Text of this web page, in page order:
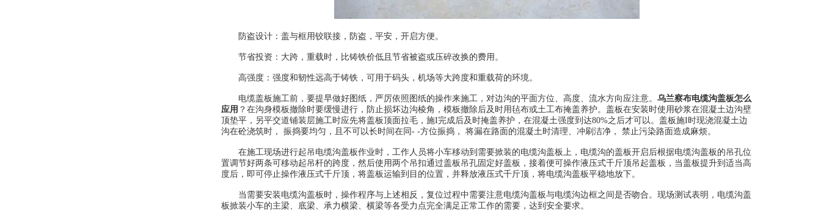
防盗设计：盖与框用铰联接，防盗，平安，开启方便。
节省投资：大跨，重载时，比铸铁价低且节省被盗或压碎改换的费用。
高强度：强度和韧性远高于铸铁，可用于码头，机场等大跨度和重载荷的环境。
电缆盖板施工前，要提早做好图纸，严厉依照图纸的操作来施工，对边沟的平面方位、高度、流水方向应注意。 乌兰察布电缆沟盖板怎么
应用 ？在沟身模板撤除时要缓慢进行，防止损坏边沟棱角，模板撤除后及时用毡布或土工布掩盖养护。盖板在安装时使用砂浆在混凝土边沟壁
顶垫平，另平交道铺装层施工时应先将盖板顶面拉毛，施I完成后及时掩盖养护，在混凝土强度到达80%之后才可以。盖板施I时现浇混凝土边
沟在砼浇筑时， 振捣要均匀，且不可以长时间在同- -方位振捣， 将漏在路面的混凝土时清理、冲刷洁净， 禁止污染路面造成麻烦。
在施工现场进行起吊电缆沟盖板作业时，工作人员将小车移动到需要掀装的电缆沟盖板上，电缆沟的盖板开启后根据电缆沟盖板的吊孔位
置调节好两条可移动起吊杆的跨度，然后使用两个吊扣通过盖板吊孔固定好盖板，接着便可操作液压式千斤顶吊起盖板，当盖板提升到适当高
度后，即可停止操作液压式千斤顶，将盖板运输到目的位置，并释放液压式千斤顶，将电缆沟盖板平稳地放下。
当需要安装电缆沟盖板时，操作程序与上述相反，复位过程中需要注意电缆沟盖板与电缆沟边框之间是否吻合。现场测试表明，电缆沟盖
板掀装小车的主梁、底梁、承力横梁、横梁等各受力点完全满足正常工作的需要，达到安全要求。